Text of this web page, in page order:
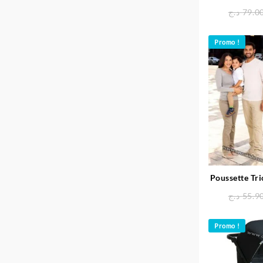
د.ج
Promo !
Poussette
د.ج
Promo !